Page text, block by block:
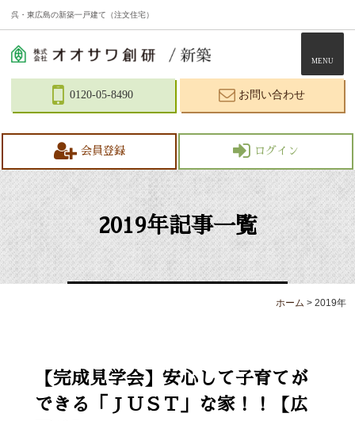
呉・東広島の新築一戸建て（注文住宅）
MENU
0120-05-8490 お問い合わせ
会員登録 ログイン
2019年記事一覧
ホーム > 2019年
【完成見学会】安心して子育てが
できる「ＪＵＳＴ」な家！！【広